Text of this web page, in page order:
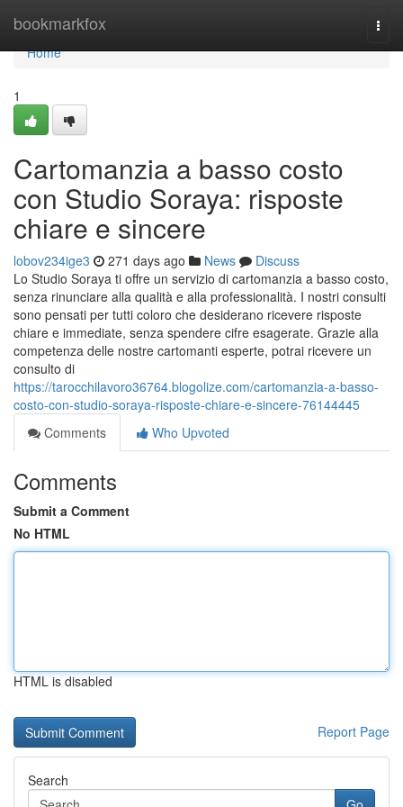
bookmarkfox
Home
Home
1
Cartomanzia a basso costo
con Studio Soraya: risposte
chiare e sincere
lobov234ige3 271 days ago News
Discuss
Lo Studio Soraya ti offre un servizio di cartomanzia a basso costo,
senza rinunciare alla qualità e alla professionalità. I nostri consulti
sono pensati per tutti coloro che desiderano ricevere risposte
chiare e immediate, senza spendere cifre esagerate. Grazie alla
competenza delle nostre cartomanti esperte, potrai ricevere un
consulto di
https://tarocchilavoro36764.blogolize.com/cartomanzia-a-basso-
costo-con-studio-soraya-risposte-chiare-e-sincere-76144445
Comments
Who Upvoted
Comments
Submit a Comment
No HTML
HTML is disabled
Report Page
Search